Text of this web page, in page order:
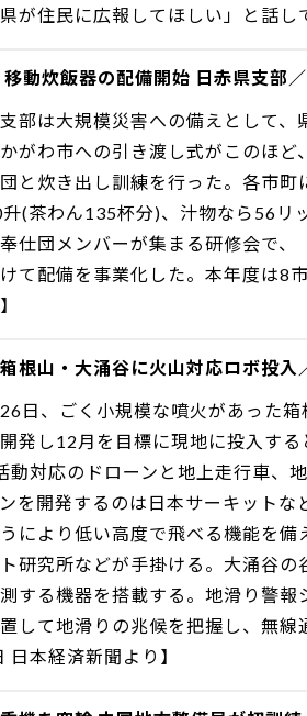
が住民に広報してほしい」と話し
動炊飯器の配備開始 日赤県支部
部は大規模災害への備えとして
がわ市への引き渡し式がこのほ
と炊き出し訓練を行った。各市町
(茶わん135杯分)、汁物なら56リ
仕団メンバーが集まる研修会で
て配備を事業化した。本年度は8
根山・大涌谷に火山対応ロボ投入
日、ごく小規模な噴火があった
発し12月を目標に現地に投入す
動対応のドローンと地上走行車、
を開発するのは日本サーキット
により低い高度で飛べる機能を
研究所などが手掛ける。大涌谷
する機器を搭載する。地滑り警
して地滑りの兆候を把握し、無線
日本経済新聞より】